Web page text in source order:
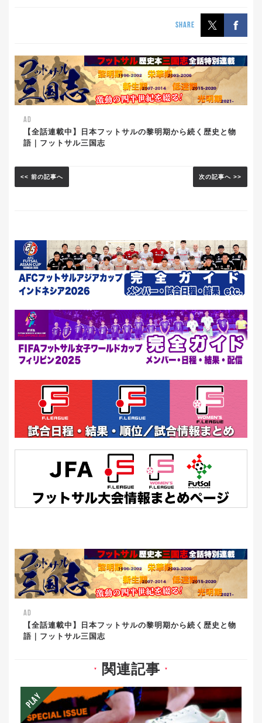
SHARE
AD
【全話連載中】日本フットサルの黎明期から続く歴史と物
語｜フットサル三国志
<< 前の記事へ 次の記事へ >>
AD
【全話連載中】日本フットサルの黎明期から続く歴史と物
語｜フットサル三国志
▼ 関連記事 ▼